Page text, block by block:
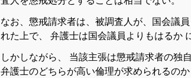
なお 懲戒請求者は 被調査 人 が 国会議員
れた 上で、 弁護士は国会議員 より もはるか
しかしながら 当該主張は懲戒請求者の独自
弁護士のどちらが高い倫理が求められるのか